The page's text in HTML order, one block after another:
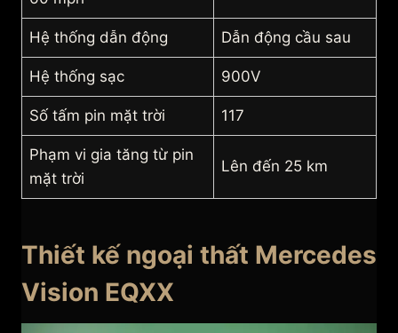
Hệ thống dẫn động Dẫn động cầu sau
Hệ thống sạc 900V
Số tấm pin mặt trời 117
Phạm vi gia tăng từ pin
mặt trời
Lên đến 25 km
Thiết kế ngoại thất Mercedes
Vision EQXX